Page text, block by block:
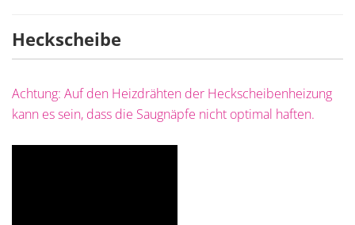
Heckscheibe
Achtung: Auf den Heizdrähten der Heckscheibenheizung
kann es sein, dass die Saugnäpfe nicht optimal haften.